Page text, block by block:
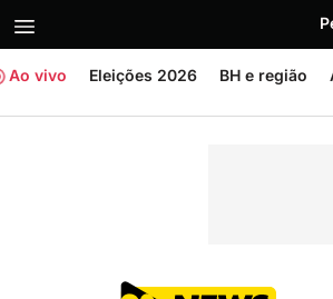
Ao vivo Eleições 2026 BH e região